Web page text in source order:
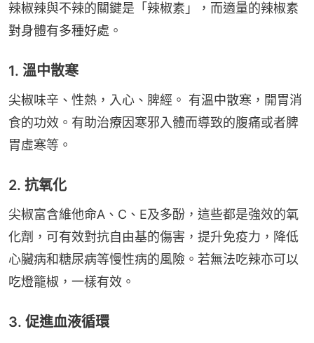
辣椒辣與不辣的關鍵是「辣椒素」，而適量的辣椒素
對身體有多種好處。
1. 溫中散寒
尖椒味辛、性熱，入心、脾經。 有溫中散寒，開胃消
食的功效。有助治療因寒邪入體而導致的腹痛或者脾
胃虛寒等。
2. 抗氧化
尖椒富含維他命A、C、E及多酚，這些都是強效的氧
化劑，可有效對抗自由基的傷害，提升免疫力，降低
心臟病和糖尿病等慢性病的風險。若無法吃辣亦可以
吃燈籠椒，一樣有效。
3. 促進血液循環